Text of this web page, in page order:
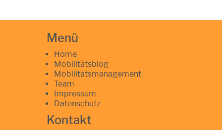
Menü
Home
Mobilitätsblog
Mobilitätsmanagement
Team
Impressum
Datenschutz
Kontakt